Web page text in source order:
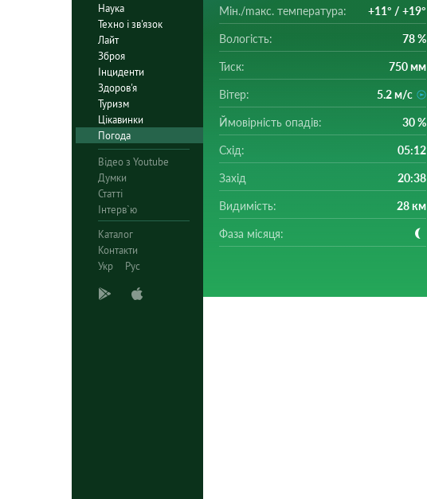
Наука
Техно і зв'язок
Лайт
Зброя
Інциденти
Здоров'я
Туризм
Цікавинки
Погода
Відео з Youtube
Думки
Статті
Інтерв`ю
Каталог
Контакти
Укр
Рус
Мін./mакс. температура: +11° / +19°
Вологість: 78 %
Тиск: 750 мм
Вітер: 5.2 м/с
Ймовірність опадів: 30 %
Схід: 05:12
Захід 20:38
Видимість: 28 км
Фаза місяця: